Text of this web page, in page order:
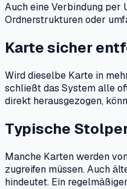
Auch eine Verbindung per
Ordnerstrukturen oder
Karte sicher
Wird dieselbe Karte in
schließt das System alle
direkt herausgezogen,
Typische
Manche Karten werden
zugreifen müssen. Auch
hindeutet. Ein